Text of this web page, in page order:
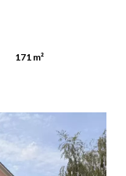
171 m²